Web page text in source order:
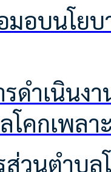
โคกเพล
รส่วนตำ